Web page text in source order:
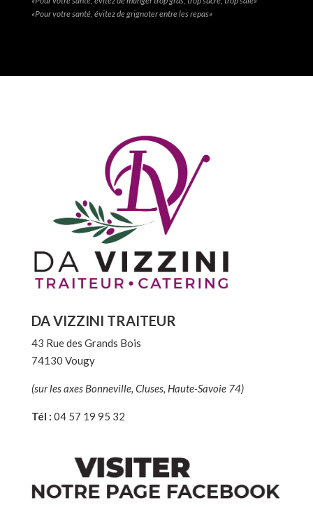
«Pour votre santé, évitez de grignoter entre les repas»
DA VIZZINI TRAITEUR
43 Rue des Grands Bois
74130 Vougy
(sur les axes Bonneville, Cluses, Haute-Savoie 74)
Tél : 04 57 19 95 32